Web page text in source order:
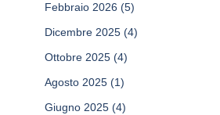
Febbraio 2026 (5)
Dicembre 2025 (4)
Ottobre 2025 (4)
Agosto 2025 (1)
Giugno 2025 (4)